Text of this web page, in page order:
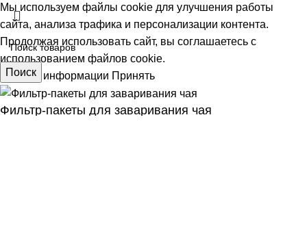
Поиск
Мы используем файлы cookie для улучшения работы
сайта, анализа трафика и персонализации контента.
Продолжая использовать сайт, вы соглашаетесь с
использованием файлов cookie.
Больше информации Принять
Фильтр-пакеты для заваривания чая